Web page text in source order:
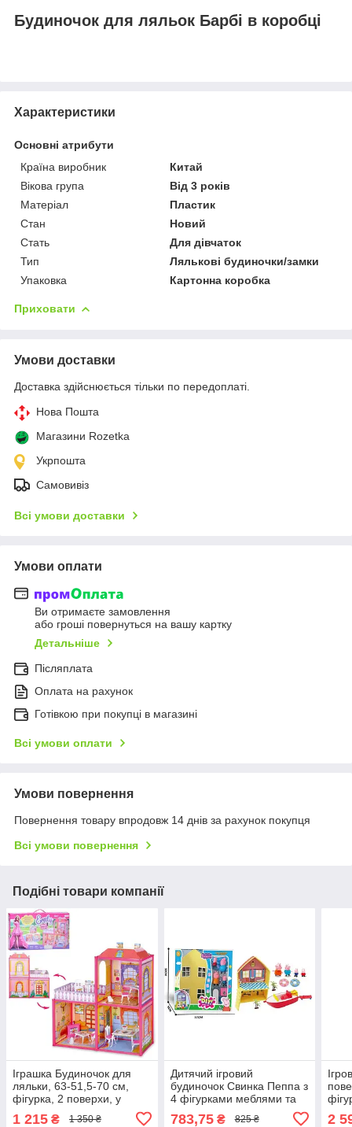
Будиночок для ляльок Барбі в коробці
Характеристики
Основні атрибути
Країна виробник
Китай
Вікова група
Від 3 років
Матеріал
Пластик
Стан
Новий
Стать
Для дівчаток
Тип
Лялькові будиночки/замки
Упаковка
Картонна коробка
Приховати
Умови доставки
Доставка здійснюється тільки по передоплаті.
Нова Пошта
Магазини Rozetka
Укрпошта
Самовивіз
Всі умови доставки
Умови оплати
Ви отримаєте замовлення
або гроші повернуться на вашу картку
Детальніше
Післяплата
Оплата на рахунок
Готівкою при покупці в магазині
Всі умови оплати
Умови повернення
Повернення товару впродовж 14 днів за рахунок покупця
Всі умови повернення
Подібні товари компанії
Іграшка Будиночок для
ляльки, 63-51,5-70 см,
фігурка, 2 поверхи, у
1 215 ₴ 1 350 ₴
Дитячий ігровий
будиночок Свинка Пеппа з
4 фігурками меблями та
783,75₴ 825 ₴ 2